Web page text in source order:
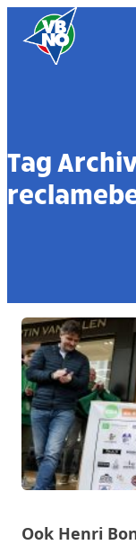
Skip to content
Tag
Ook Henri